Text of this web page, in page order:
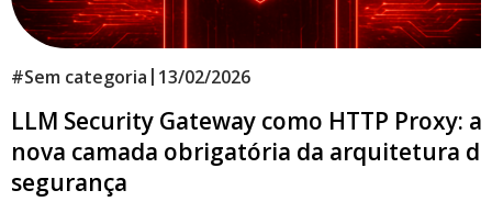
#Sem categoria | 13/02/2026
LLM Security Gateway como HTTP Proxy: a
nova camada obrigatória da arquitetura de
segurança